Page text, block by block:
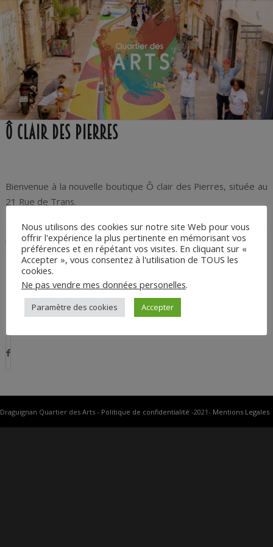
Ô Clair des Pierres
Bienvenue à la nouvelle boutique Ô clair des Pierres, située au
21 Rue de Trans.
Claire BIASETTO, créatrice passionnée de bijoux et déco en
micro-macramé et pierres naturelles, vous attend pour vous
faire découvrir ses créations.
Partager cette entrée
Draguignan Quartier des Arts - Politique de confidentialité -2021- Mentions Legales
Nous utilisons des cookies sur notre site Web pour vous
offrir l'expérience la plus pertinente en mémorisant vos
préférences et en répétant vos visites. En cliquant sur «
Accepter », vous consentez à l'utilisation de TOUS les
cookies.
Ne pas vendre mes données personelles.
Paramètre des cookies Accepter